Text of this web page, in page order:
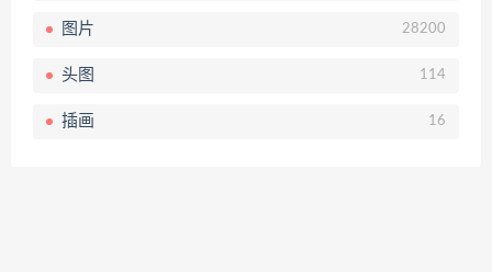
图片 28200
头图 114
插画 16